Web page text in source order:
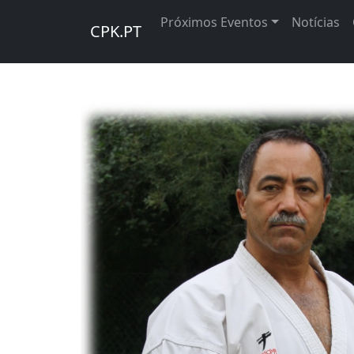
CPK.PT Próximos Eventos Notícias